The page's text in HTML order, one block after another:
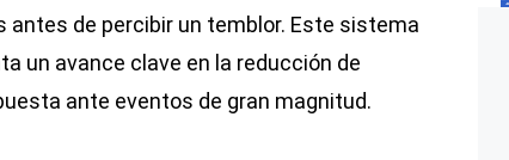
antes de percibir un temblor. Este sistema
un avance clave en la reducción de
ante eventos de gran magnitud.